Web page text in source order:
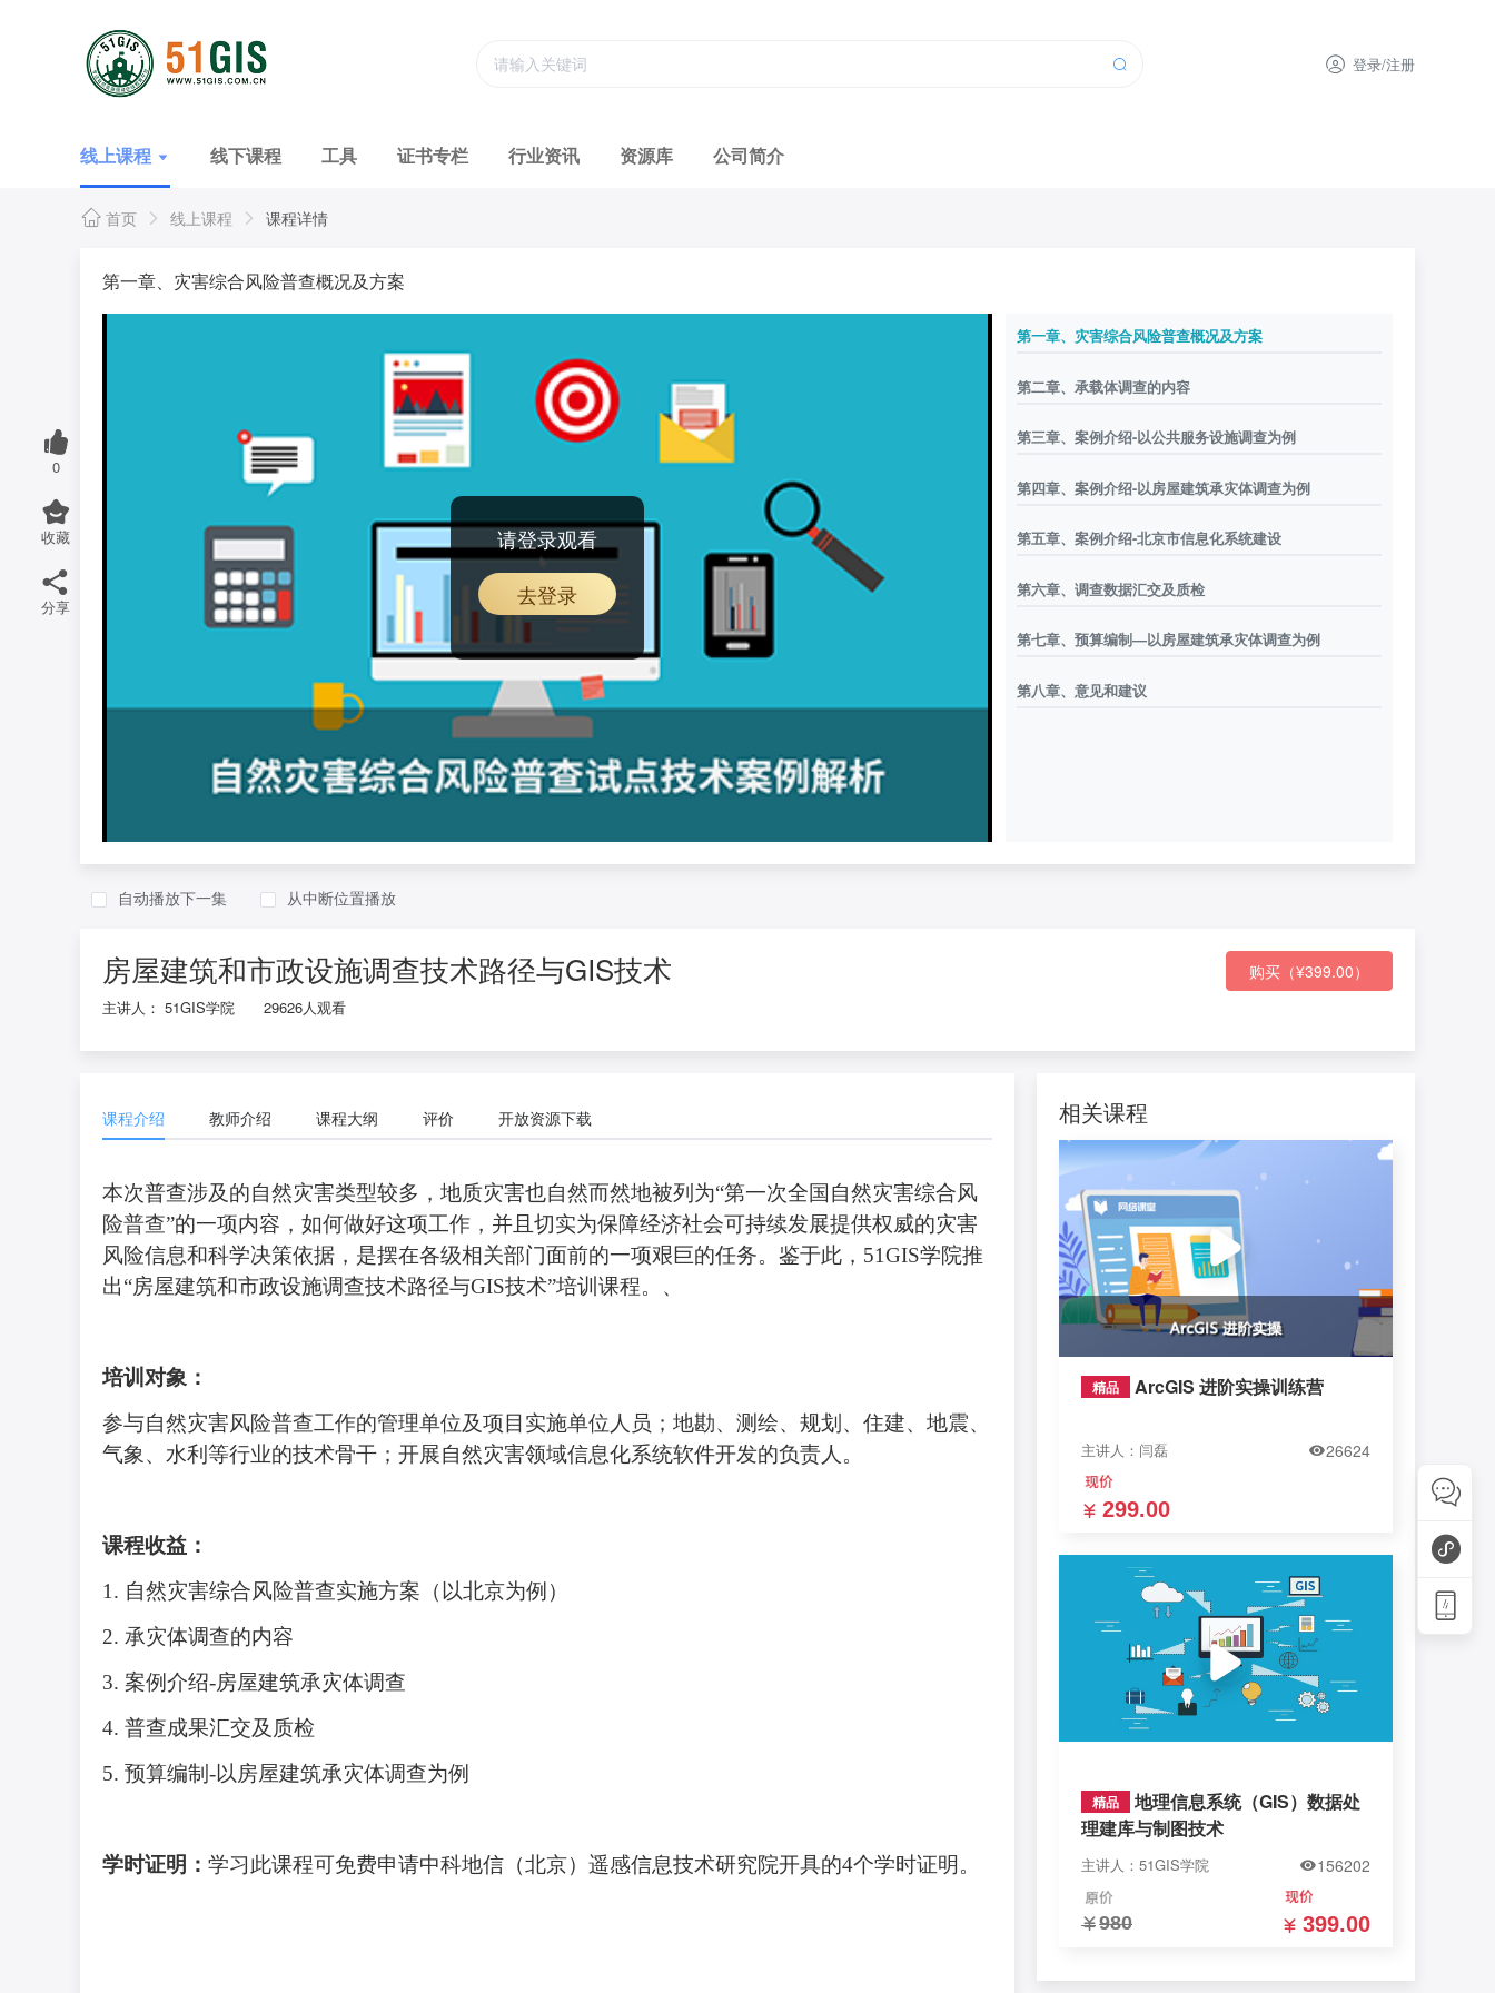
登录/注册
线上课程 线下课程 工具 证书专栏 行业资讯 资源库 公司简介
首页 线上课程 课程详情
0
收藏
分享
第一章、灾害综合风险普查概况及方案
请登录观看
去登录
第一章、灾害综合风险普查概况及方案
第二章、承载体调查的内容
第三章、案例介绍-以公共服务设施调查为例
第四章、案例介绍-以房屋建筑承灾体调查为例
第五章、案例介绍-北京市信息化系统建设
第六章、调查数据汇交及质检
第七章、预算编制—以房屋建筑承灾体调查为例
第八章、意见和建议
自动播放下一集 从中断位置播放
房屋建筑和市政设施调查技术路径与GIS技术
主讲人： 51GIS学院 29626人观看
购买（¥399.00）
课程介绍 教师介绍 课程大纲 评价 开放资源下载
本次普查涉及的自然灾害类型较多，地质灾害也自然而然地被列为“第一次全国自然灾害综合风
险普查”的一项内容，如何做好这项工作，并且切实为保障经济社会可持续发展提供权威的灾害
风险信息和科学决策依据，是摆在各级相关部门面前的一项艰巨的任务。鉴于此， 51GIS学院推
出“房屋建筑和市政设施调查技术路径与GIS技术”培训 课程。、
培训 对象：
参与自然灾害风险普查工作的管理单位及项目实施单位人员； 地勘、测绘、规划、 住建、地震、
气象、水利 等行业的技术骨干 ；开展自然灾害领域信息化系统软件开发的负责人 。
课程收益：
1 . 自然灾害综合风险普查实施方案（以北京为例）
2. 承灾体调查的内容
3. 案例介绍-房屋建筑承灾体调查
4. 普查成果汇交及质检
5. 预算编制 -以房屋建筑承灾体调查为例
学时证明： 学习此课程可免费申请中科地信（北京）遥感信息技术研究院开具的4个学时证明。
相关课程
精品 ArcGIS 进阶实操训练营
主讲人：闫磊 26624
299.00
精品
地理信息系统（GIS）数据处
理建库与制图技术
主讲人：51GIS学院 156202
980 399.00